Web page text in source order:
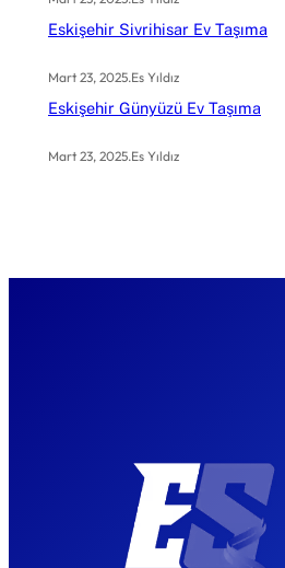
Eskişehir Sivrihisar Ev Taşıma
Mart 23, 2025.Es Yıldız
Eskişehir Günyüzü Ev Taşıma
Mart 23, 2025.Es Yıldız